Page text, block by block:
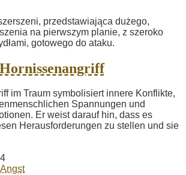
Hornissenangriff
im Traum symbolisiert innere Konflikte,
Spannungen und
Er weist darauf hin, dass es
Herausforderungen zu stellen und sie